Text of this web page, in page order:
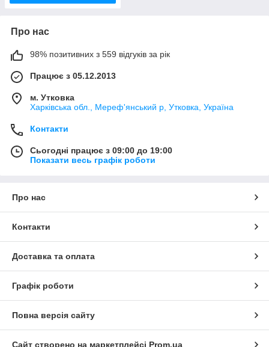
Про нас
98% позитивних з 559 відгуків за рік
Працює з 05.12.2013
м. Утковка
Харківська обл., Мереф'янський р, Утковка, Україна
Контакти
Сьогодні працює з 09:00 до 19:00
Показати весь графік роботи
Про нас
Контакти
Доставка та оплата
Графік роботи
Повна версія сайту
Сайт створено на маркетплейсі Prom.ua